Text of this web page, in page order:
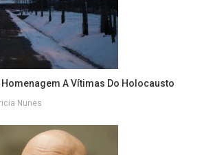
Homenagem A Vítimas Do Holocausto
Nunes